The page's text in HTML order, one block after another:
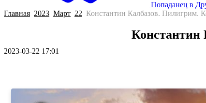
Попаданец в
Главная 2023 Март 22 Константин Калбазов. Пилигрим.
Константин
2023-03-22 17:01